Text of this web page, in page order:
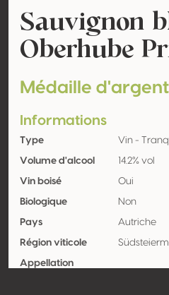
Sauvignon
Oberhube
Médaille d'argent
Informations
Type Vin -
Volume d'alcool 14.2% vol
Vin boisé Oui
Biologique Non
Pays Autriche
Région viticole
Appellation